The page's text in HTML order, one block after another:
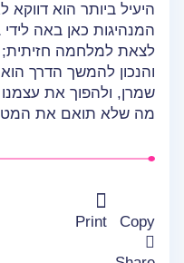
היעיל ביותר הוא
המנהיגות כאן באה
לצאת למלחמה חזיתית;
והנכון להמשך הדרך
שמרן, ולהפוך את עצמנו
מה שלא תואם את
Copy
Print